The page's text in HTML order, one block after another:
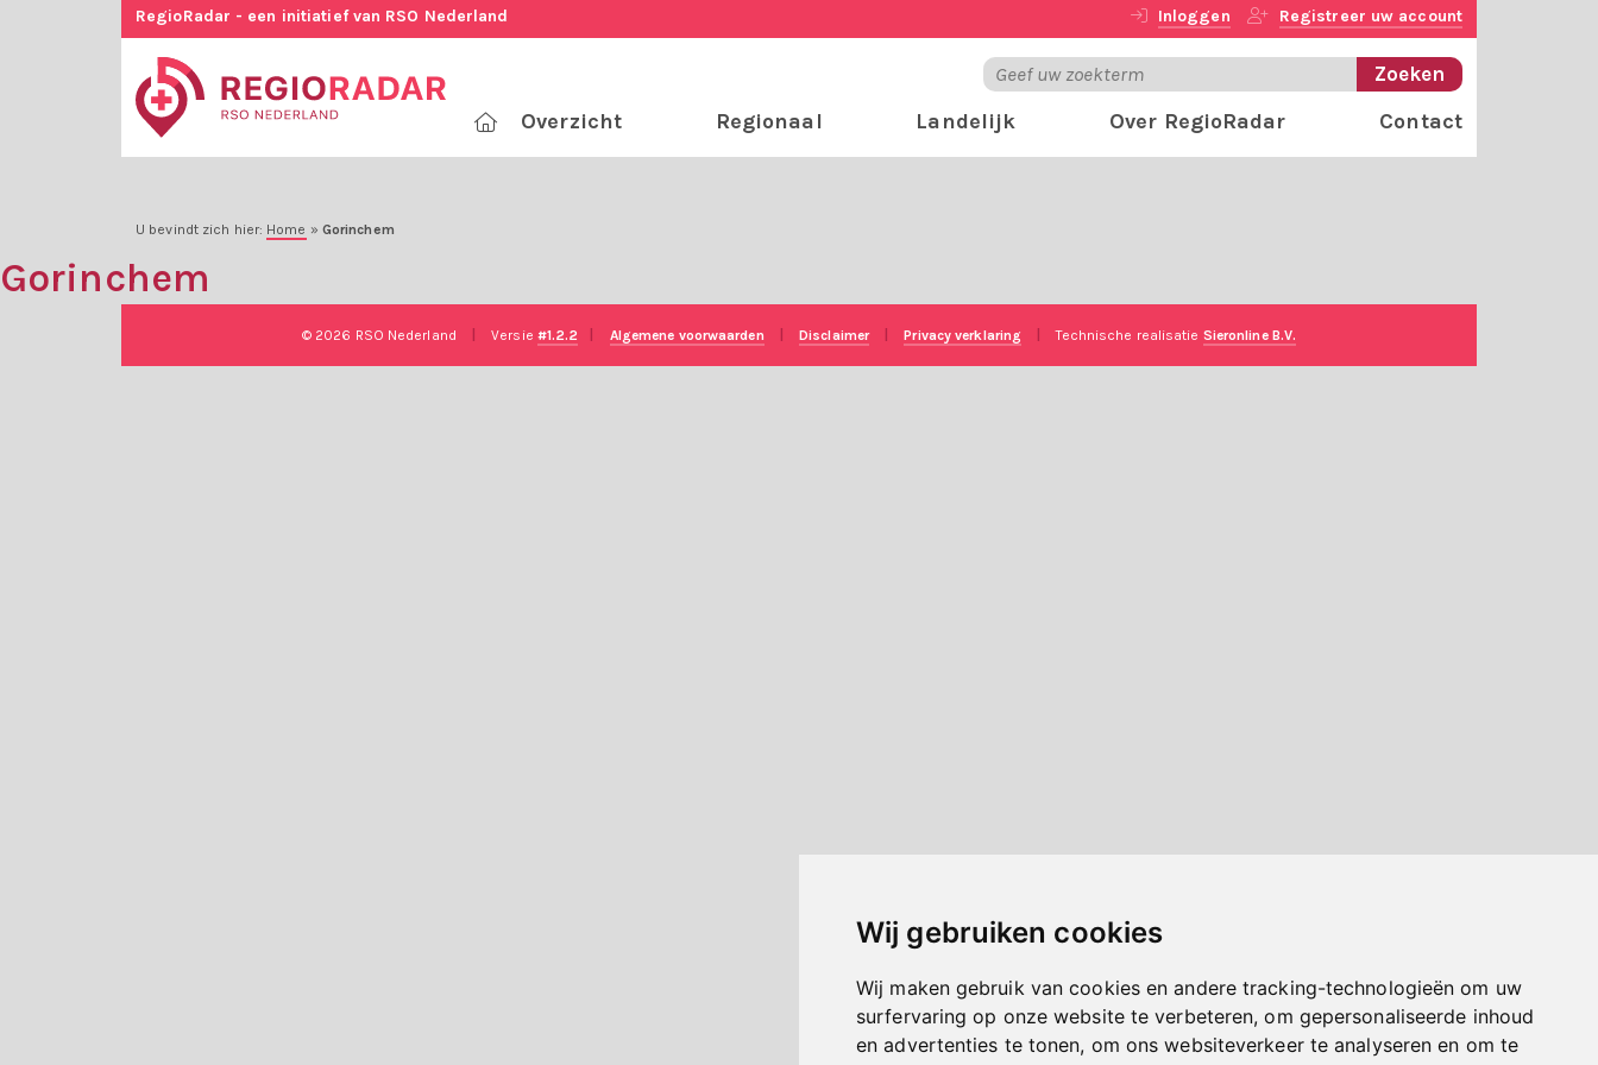
Wij gebruiken cookies
Wij maken gebruik van cookies en andere tracking-technologieën om uw
surfervaring op onze website te verbeteren, om gepersonaliseerde inhoud
en advertenties te tonen, om ons websiteverkeer te analyseren en om te
RegioRadar - een initiatief van RSO Nederland Inloggen Registreer uw account
Overzicht Regionaal Landelijk Over RegioRadar Contact
U bevindt zich hier: Home » Gorinchem
Gorinchem
© 2026 RSO Nederland Versie #1.2.2 Algemene voorwaarden Disclaimer Privacy verklaring Technische realisatie Sieronline B.V.